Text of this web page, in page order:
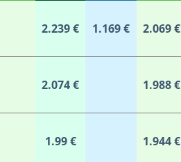
2.239 € 1.169 € 2.069 €
2.074 € 1.988 €
1.99 € 1.944 €